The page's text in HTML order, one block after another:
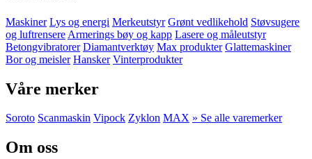
Maskiner Lys og energi Merkeutstyr Grønt vedlikehold Støvsugere
og luftrensere Armerings bøy og kapp Lasere og måleutstyr
Betongvibratorer Diamantverktøy Max produkter Glattemaskiner
Bor og meisler Hansker Vinterprodukter
Våre merker
Soroto Scanmaskin Vipock Zyklon MAX » Se alle varemerker
Om oss